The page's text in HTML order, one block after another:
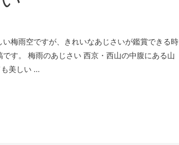
梅雨空ですが、きれいなあじさいが鑑賞できる時
す。 梅雨のあじさい 西京・西山の中腹にある山
美しい …